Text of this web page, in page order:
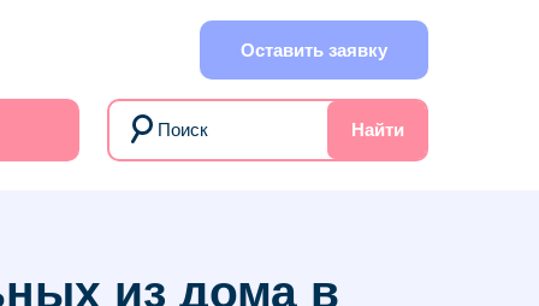
Оставить заявку
Найти
из дома в